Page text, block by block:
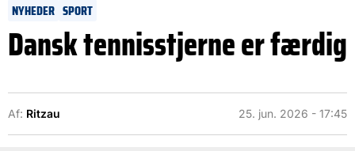
NYHEDER SPORT
Dansk tennisstjerne er færdig
Af: Ritzau 25. jun. 2026 - 17:45